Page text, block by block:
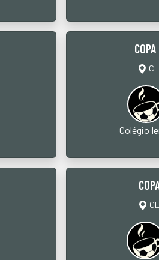
Colégio